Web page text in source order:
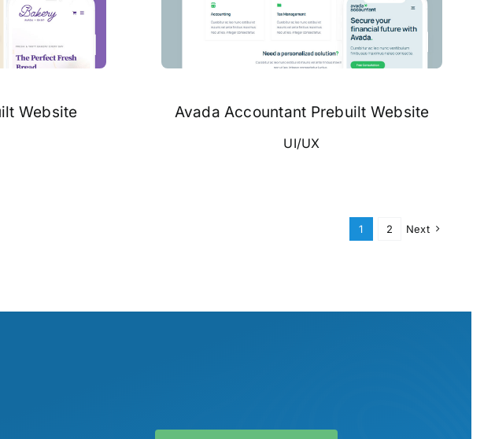
Website Avada Accountant Prebuilt Website
UI/UX
1 2 Next